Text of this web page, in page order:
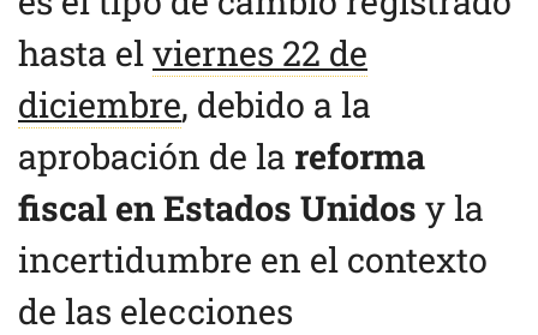
hasta elviernes 22 de
diciembre, debido a la
aprobación de la reforma
fiscal en Estados Unidos y la
incertidumbre en el contexto
de las elecciones